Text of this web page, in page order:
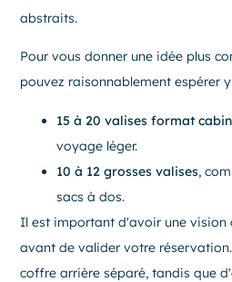
abstraits.
Pour vous donner une idée plus
pouvez raisonnablement espérer
15 à 20 valises format
voyage léger.
10 à 12 grosses valises,
sacs à dos.
Il est important d'avoir une vision
avant de valider votre
coffre arrière séparé, tandis que